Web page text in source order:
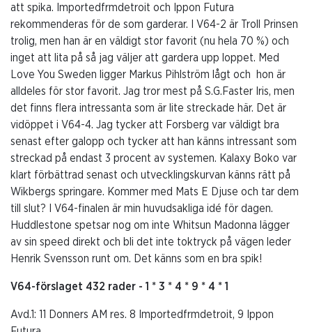
att spika. Importedfrmdetroit och Ippon Futura
rekommenderas för de som garderar. I V64-2 är Troll Prinsen
trolig, men han är en väldigt stor favorit (nu hela 70 %) och
inget att lita på så jag väljer att gardera upp loppet. Med
Love You Sweden ligger Markus Pihlström lågt och hon är
alldeles för stor favorit. Jag tror mest på S.G.Faster Iris, men
det finns flera intressanta som är lite streckade här. Det är
vidöppet i V64-4. Jag tycker att Forsberg var väldigt bra
senast efter galopp och tycker att han känns intressant som
streckad på endast 3 procent av systemen. Kalaxy Boko var
klart förbättrad senast och utvecklingskurvan känns rätt på
Wikbergs springare. Kommer med Mats E Djuse och tar dem
till slut? I V64-finalen är min huvudsakliga idé för dagen.
Huddlestone spetsar nog om inte Whitsun Madonna lägger
av sin speed direkt och bli det inte toktryck på vägen leder
Henrik Svensson runt om. Det känns som en bra spik!
V64-förslaget 432 rader - 1 * 3 * 4 * 9 * 4 * 1
Avd.1: 11 Donners AM res. 8 Importedfrmdetroit, 9 Ippon